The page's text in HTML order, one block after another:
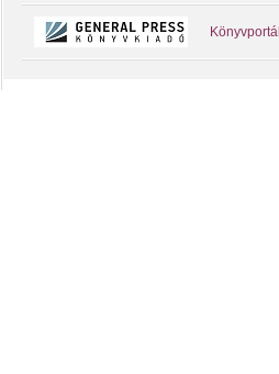
Könyvportál